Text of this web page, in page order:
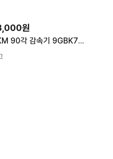
원
DKM 90각 감속기 9GBK75BMH (1/75) 평행축 일반 감속기